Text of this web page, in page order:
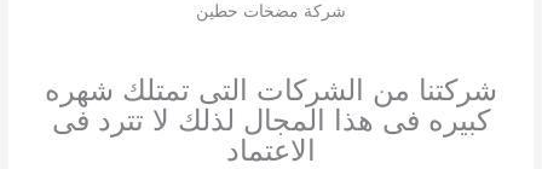
شركة مضخات حطين
شركتنا من الشركات التى تمتلك شهره
كبيره فى هذا المجال لذلك لا تترد فى
الاعتماد